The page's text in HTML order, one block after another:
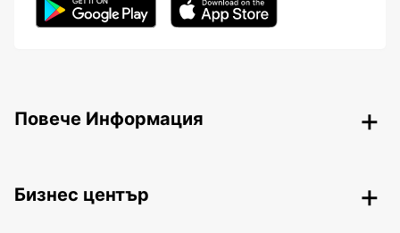
Повече Информация
Бизнес център